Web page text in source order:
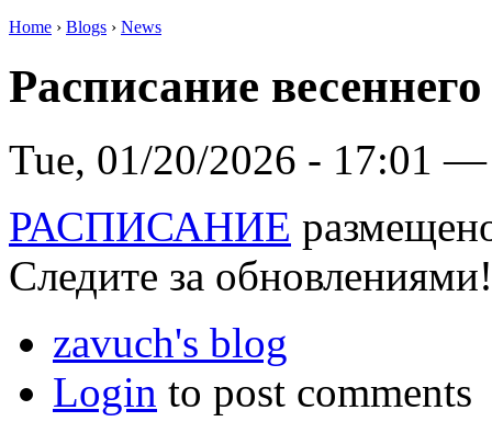
Home › Blogs › News
Расписание
Tue, 01/20/2026 - 17:01 —
РАСПИСАНИЕ
Следите за обновлениями!
zavuch's blog
Login to post comments